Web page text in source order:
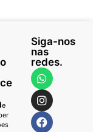
Siga-nos
nas
redes.